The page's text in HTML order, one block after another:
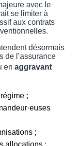
avec le
se limiter à
aux contrats
désormais
de l’assurance
en aggravant
;
;